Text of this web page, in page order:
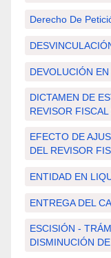
Derecho De
DEVOLUCIÓN
DICTAMEN DE
REVISOR
EFECTO DE
DEL REVISOR
ENTIDAD EN
ENTREGA DEL
ESCISIÓN -
DISMINUCIÓN DE